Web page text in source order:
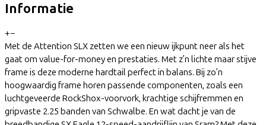
Informatie
+−
Met de Attention SLX zetten we een nieuw ijkpunt neer als het
gaat om value-for-money en prestaties. Met z’n lichte maar stijve
frame is deze moderne hardtail perfect in balans. Bij zo’n
hoogwaardig frame horen passende componenten, zoals een
luchtgeveerde RockShox-voorvork, krachtige schijfremmen en
gripvaste 2.25 banden van Schwalbe. En wat dacht je van de